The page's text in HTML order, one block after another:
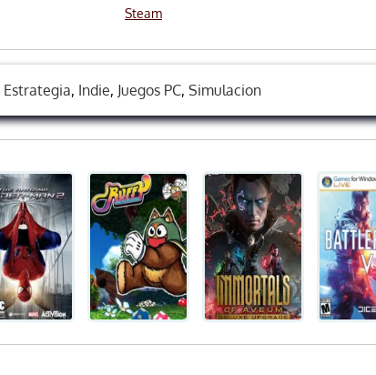
Steam
Estrategia, Indie, Juegos PC, Simulacion